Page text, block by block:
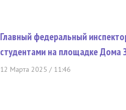
Главный федеральный
студентами на площадке Дома
12 Марта 2025 / 11:46